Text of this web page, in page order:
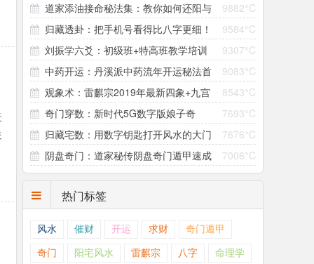
财术
9882°C
道家添油接命秘法集：教你如何还阳与
补亏
9584°C
归藏透卦：把手机号看得比八字更细！
9307°C
刘振学六爻：初级班+特高班教学培训
视频
9083°C
中药开运：丹溪派中药流年开运秘法首
度公开
8543°C
观象术：雷麒宗2019年最新四象+九宫
观象课
7693°C
奇门穿数：新时代5G数字版娘子奇
门！
7676°C
归藏宅数：用数字钥匙打开风水的大门
7006°C
阴盘奇门：道家秘传阴盘奇门遁甲速成
讲义
热门标签
风水 催财 开运 求财 奇门遁甲
奇门 阳宅风水 雷麒宗 八字 命理学